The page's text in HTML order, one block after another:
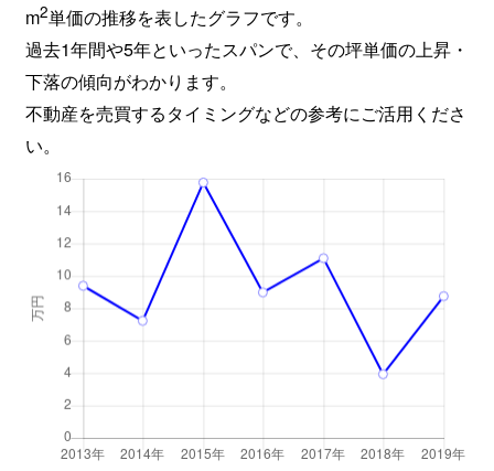
m2単価の推移を表したグラフです。
過去1年間や5年といったスパンで、その坪単価の上昇・
下落の傾向がわかります。
不動産を売買するタイミングなどの参考にご活用くださ
い。